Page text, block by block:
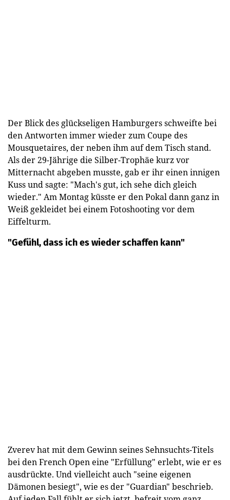
Der Blick des glückseligen Hamburgers schweifte bei
den Antworten immer wieder zum Coupe des
Mousquetaires, der neben ihm auf dem Tisch stand.
Als der 29-Jährige die Silber-Trophäe kurz vor
Mitternacht abgeben musste, gab er ihr einen innigen
Kuss und sagte: "Mach's gut, ich sehe dich gleich
wieder." Am Montag küsste er den Pokal dann ganz in
Weiß gekleidet bei einem Fotoshooting vor dem
Eiffelturm.
"Gefühl, dass ich es wieder schaffen kann"
Zverev hat mit dem Gewinn seines Sehnsuchts-Titels
bei den French Open eine "Erfüllung" erlebt, wie er es
ausdrückte. Und vielleicht auch "seine eigenen
Dämonen besiegt", wie es der "Guardian" beschrieb.